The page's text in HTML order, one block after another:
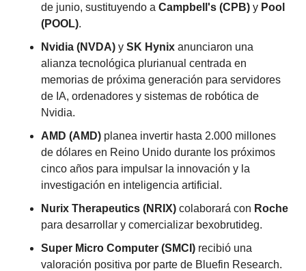
de junio, sustituyendo a Campbell's (CPB) y Pool
(POOL).
Nvidia (NVDA) y SK Hynix anunciaron una
alianza tecnológica plurianual centrada en
memorias de próxima generación para servidores
de IA, ordenadores y sistemas de robótica de
Nvidia.
AMD (AMD) planea invertir hasta 2.000 millones
de dólares en Reino Unido durante los próximos
cinco años para impulsar la innovación y la
investigación en inteligencia artificial.
Nurix Therapeutics (NRIX) colaborará con Roche
para desarrollar y comercializar bexobrutideg.
Super Micro Computer (SMCI) recibió una
valoración positiva por parte de Bluefin Research.